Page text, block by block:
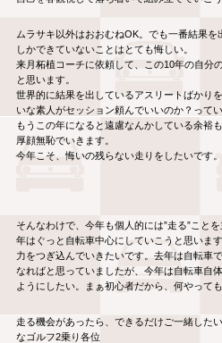
ムラサキ以外はおおむねOK。でも一番結果
しかできていないことはとても悔しい。
来月柘植コーチに依頼して、この10年の自分
と思います。
世界的に結果を出しているアスリートばかり
いな素人がセッション頼んでいいのか？って
もうこの年になると遠慮なんかしている余裕
厚顔無恥でいきます。
今年こそ、悔いの残らない走りをしたいです。
そんなわけで、今年も個人的には”走る”こと
年はぐっと自転車中心にしていこうと思いま
力をつぎ込んでいきたいです。去年は自転車
なればと思っていましたが、今年は自転車自
ようにしたい。まぁ初心者だから、何やって
走る機会があったら、できるだけご一緒した
なゴルフ2乗り各位